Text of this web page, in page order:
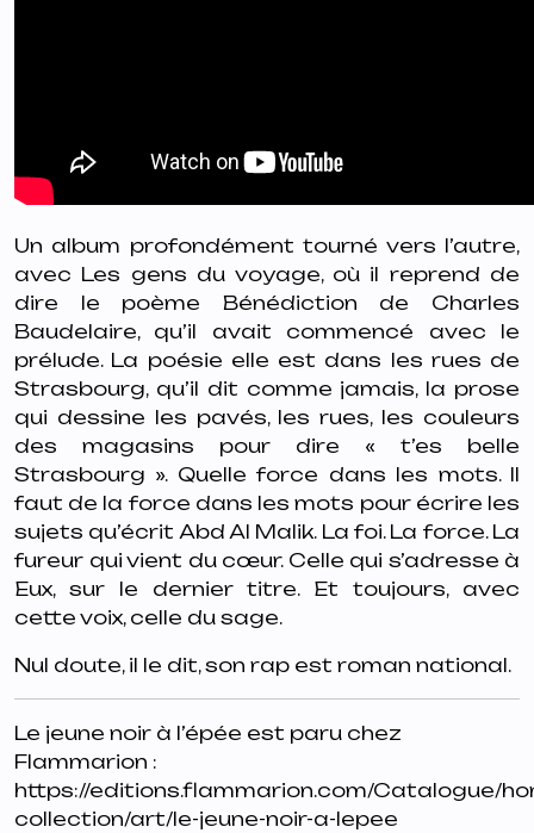
Un album profondément tourné vers l’autre,
avec Les gens du voyage, où il reprend de
dire le poème Bénédiction de Charles
Baudelaire, qu’il avait commencé avec le
prélude. La poésie elle est dans les rues de
Strasbourg, qu’il dit comme jamais, la prose
qui dessine les pavés, les rues, les couleurs
des magasins pour dire « t’es belle
Strasbourg ». Quelle force dans les mots. Il
faut de la force dans les mots pour écrire les
sujets qu’écrit Abd Al Malik. La foi. La force. La
fureur qui vient du cœur. Celle qui s’adresse à
Eux, sur le dernier titre. Et toujours, avec
cette voix, celle du sage.
Nul doute, il le dit, son rap est roman national.
Le jeune noir à l’épée est paru chez
Flammarion :
https://editions.flammarion.com/Catalogue/
collection/art/le-jeune-noir-a-lepee